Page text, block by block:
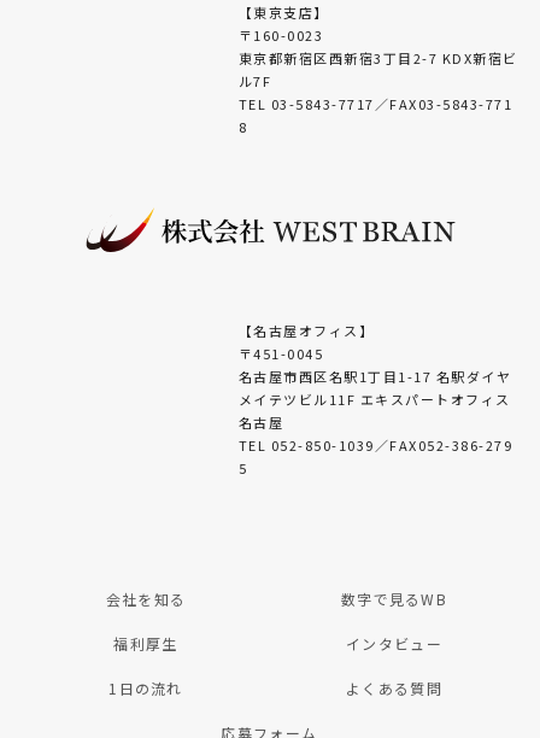
【東京支店】
〒160-0023
東京都新宿区西新宿3丁目2-7 KDX新宿ビ
ル7F
TEL 03-5843-7717／FAX03-5843-771
8
【名古屋オフィス】
〒451-0045
名古屋市西区名駅1丁目1-17 名駅ダイヤ
メイテツビル11F エキスパートオフィス
名古屋
TEL 052-850-1039／FAX052-386-279
5
会社を知る 数字で見るWB
福利厚生 インタビュー
1日の流れ よくある質問
応募フォーム